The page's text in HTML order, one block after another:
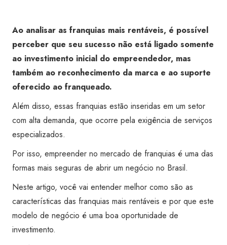
Ao analisar as franquias mais rentáveis, é possível
perceber que seu sucesso não está ligado somente
ao investimento inicial do empreendedor, mas
também ao reconhecimento da marca e ao suporte
oferecido ao franqueado.
Além disso, essas franquias estão inseridas em um setor
com alta demanda, que ocorre pela exigência de serviços
especializados.
Por isso, empreender no mercado de franquias é uma das
formas mais seguras de abrir um negócio no Brasil.
Neste artigo, você vai entender melhor como são as
características das franquias mais rentáveis e por que este
modelo de negócio é uma boa oportunidade de
investimento.